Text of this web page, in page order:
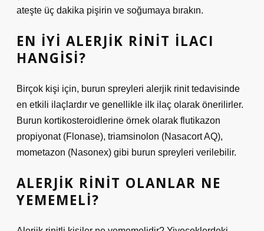
ateşte üç dakika pişirin ve soğumaya bırakın.
EN IYI ALERJIK RINIT ILACI
HANGISI?
Birçok kişi için, burun spreyleri alerjik rinit tedavisinde
en etkili ilaçlardır ve genellikle ilk ilaç olarak önerilirler.
Burun kortikosteroidlerine örnek olarak flutikazon
propiyonat (Flonase), triamsinolon (Nasacort AQ),
mometazon (Nasonex) gibi burun spreyleri verilebilir.
ALERJIK RINIT OLANLAR NE
YEMEMELI?